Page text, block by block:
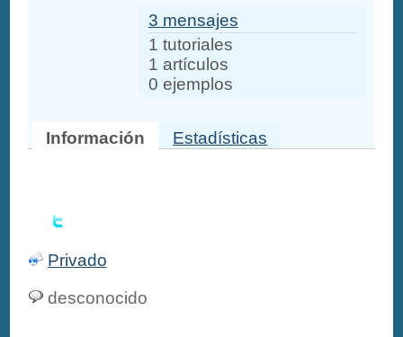
3 mensajes
1 tutoriales
1 artículos
0 ejemplos
Información Estadísticas
Privado
desconocido